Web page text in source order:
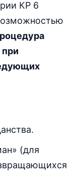
КР 6
(для